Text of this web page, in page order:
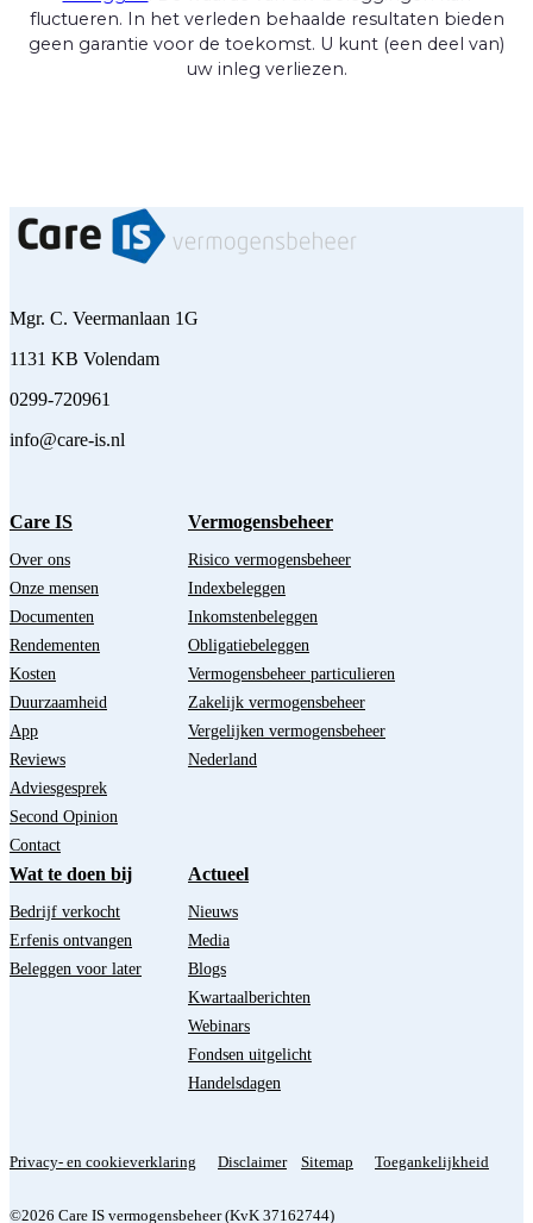
fluctueren. In het verleden behaalde resultaten bieden
geen garantie voor de toekomst. U kunt (een deel van)
uw inleg verliezen.
Mgr. C. Veermanlaan 1G
1131 KB Volendam
0299-720961
info@care-is.nl
Care IS
Over ons
Onze mensen
Documenten
Rendementen
Kosten
Duurzaamheid
App
Reviews
Adviesgesprek
Second Opinion
Contact
Vermogensbeheer
Risico vermogensbeheer
Indexbeleggen
Inkomstenbeleggen
Obligatiebeleggen
Vermogensbeheer particulieren
Zakelijk vermogensbeheer
Vergelijken vermogensbeheer
Nederland
Wat te doen bij
Bedrijf verkocht
Erfenis ontvangen
Beleggen voor later
Actueel
Nieuws
Media
Blogs
Kwartaalberichten
Webinars
Fondsen uitgelicht
Handelsdagen
Privacy- en cookieverklaring Disclaimer Sitemap Toegankelijkheid
©2026 Care IS vermogensbeheer (KvK 37162744)